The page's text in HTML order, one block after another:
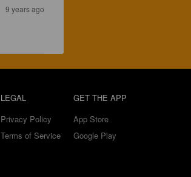
9 years ago
LEGAL
Privacy Policy
Terms of Service
GET THE APP
App Store
Google Play